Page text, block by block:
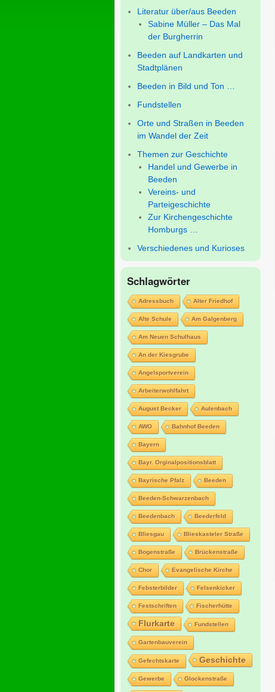
Literatur über/aus Beeden
Sabine Müller – Das Mal
der Burgherrin
Beeden auf Landkarten und
Stadtplänen
Beeden in Bild und Ton …
Fundstellen
Orte und Straßen in Beeden
im Wandel der Zeit
Themen zur Geschichte
Handel und Gewerbe in
Beeden
Vereins- und
Parteigeschichte
Zur Kirchengeschichte
Homburgs …
Verschiedenes und Kurioses
Schlagwörter
Adressbuch Alter Friedhof
Alte Schule Am Galgenberg
Am Neuen Schulhaus
An der Kiesgrube
Angelsportverein
Arbeiterwohlfahrt
August Becker Aulenbach
AWO Bahnhof Beeden
Bayern
Bayr. Orginalpositionsblatt
Bayrische Pfalz Beeden
Beeden-Schwarzenbach
Beedenbach Beederfeld
Bliesgau Blieskasteler Straße
Bogenstraße Brückenstraße
Chor Evangelische Kirche
Febsterbilder Felsenkicker
Festschriften Fischerhütte
Flurkarte Fundstellen
Gartenbauverein
Gefechtskarte Geschichte
Gewerbe Glockenstraße